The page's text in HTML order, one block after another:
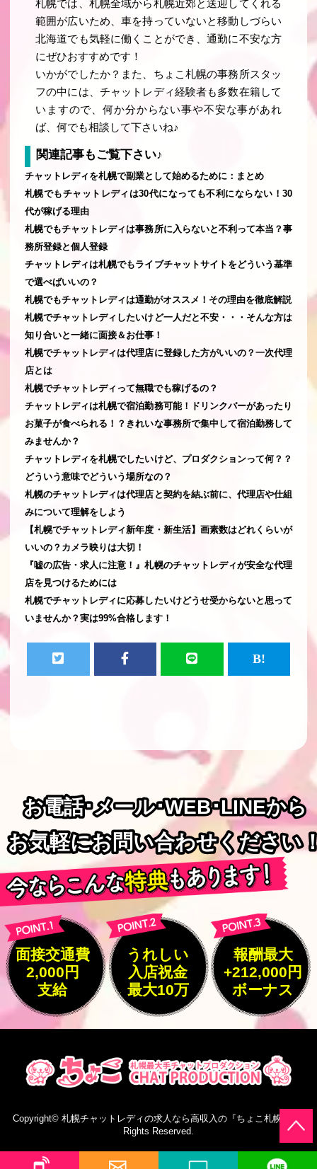
札幌では、札幌全域から札幌近郊と送迎してくれる
範囲が広いため、車を持っていないと移動しづらい
北海道でも気軽に働くことができ、通勤に不安な方
にぜひおすすめです！
いかがでしたか？また、ちょこ札幌の事務所スタッ
フの中には、チャットレディ経験者も多数在籍して
いますので、何か分からない事や不安な事があれ
ば、何でも相談して下さいね♪
関連記事もご覧下さい♪
チャットレディを札幌で副業として始めるために：まとめ
札幌でもチャットレディは30代になっても不利にならない！30
代が稼げる理由
札幌でもチャットレディは事務所に入らないと不利って本当？事
務所登録と個人登録
チャットレディは札幌でもライブチャットサイトをどういう基準
で選べばいいの？
札幌でもチャットレディは通勤がオススメ！その理由を徹底解説
札幌でチャットレディしたいけど一人だと不安・・・そんな方は
知り合いと一緒に面接＆お仕事！
札幌でチャットレディは代理店に登録した方がいいの？一次代理
店とは
札幌でチャットレディって無職でも稼げるの？
チャットレディは札幌で宿泊勤務可能！ドリンクバーがあったり
お菓子が食べられる！？きれいな事務所で集中して宿泊勤務して
みませんか？
チャットレディを札幌でしたいけど、プロダクションって何？？
どういう意味でどういう場所なの？
札幌のチャットレディは代理店と契約を結ぶ前に、代理店や仕組
みについて理解をしよう
【札幌でチャットレディ新年度・新生活】画素数はどれくらいが
いいの？カメラ映りは大切！
『嘘の広告・求人に注意！』札幌のチャットレディが安全な代理
店を見つけるためには
札幌でチャットレディに応募したいけどうせ受からないと思って
いませんか？実は99%合格します！
お電話･メール･WEB･LINEから
お電話･メール･WEB･LINEから
お気軽にお問い合わせください
お気軽にお問い合わせください
面接交通費
2,000円
支給
うれしい
入店祝金
最大10万
報酬最大
+212,000円
ボーナス
Copyright© 札幌チャットレディの求人なら高収入の『ちょこ札幌』
All
Rights Reserved.